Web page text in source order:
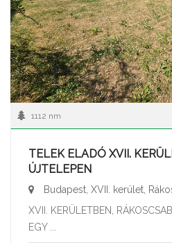
1112 nm
TELEK ELADÓ XVII.
ÚJTELEPEN
Budapest, XVII. kerület,
XVII. KERÜLETBEN,
EGY ...